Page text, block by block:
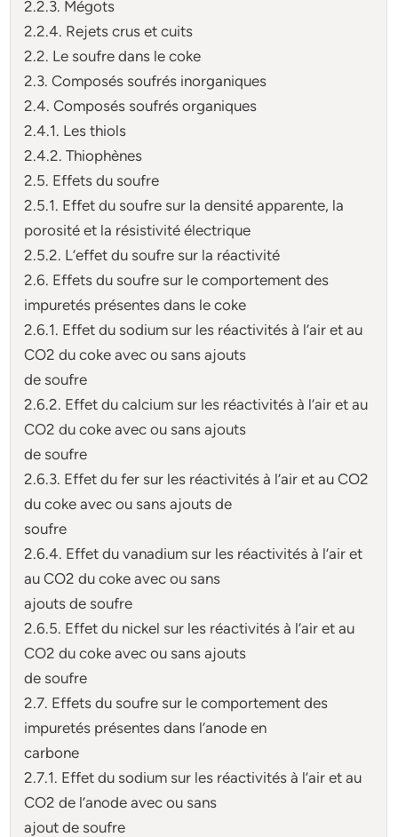
2.2.3. Mégots
2.2.4. Rejets crus et cuits
2.2. Le soufre dans le coke
2.3. Composés soufrés inorganiques
2.4. Composés soufrés organiques
2.4.1. Les thiols
2.4.2. Thiophènes
2.5. Effets du soufre
2.5.1. Effet du soufre sur la densité apparente, la
porosité et la résistivité électrique
2.5.2. L’effet du soufre sur la réactivité
2.6. Effets du soufre sur le comportement des
impuretés présentes dans le coke
2.6.1. Effet du sodium sur les réactivités à l’air et au
CO2 du coke avec ou sans ajouts
de soufre
2.6.2. Effet du calcium sur les réactivités à l’air et au
CO2 du coke avec ou sans ajouts
de soufre
2.6.3. Effet du fer sur les réactivités à l’air et au CO2
du coke avec ou sans ajouts de
soufre
2.6.4. Effet du vanadium sur les réactivités à l’air et
au CO2 du coke avec ou sans
ajouts de soufre
2.6.5. Effet du nickel sur les réactivités à l’air et au
CO2 du coke avec ou sans ajouts
de soufre
2.7. Effets du soufre sur le comportement des
impuretés présentes dans l’anode en
carbone
2.7.1. Effet du sodium sur les réactivités à l’air et au
CO2 de l’anode avec ou sans
ajout de soufre